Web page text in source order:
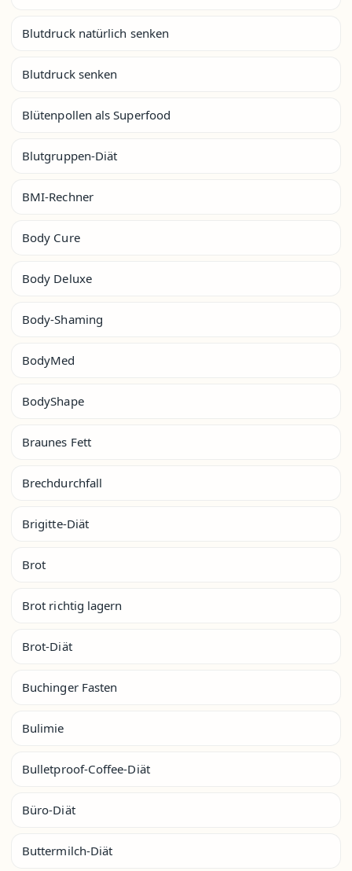
Blutdruck natürlich senken
Blutdruck senken
Blütenpollen als Superfood
Blutgruppen-Diät
BMI-Rechner
Body Cure
Body Deluxe
Body-Shaming
BodyMed
BodyShape
Braunes Fett
Brechdurchfall
Brigitte-Diät
Brot
Brot richtig lagern
Brot-Diät
Buchinger Fasten
Bulimie
Bulletproof-Coffee-Diät
Büro-Diät
Buttermilch-Diät